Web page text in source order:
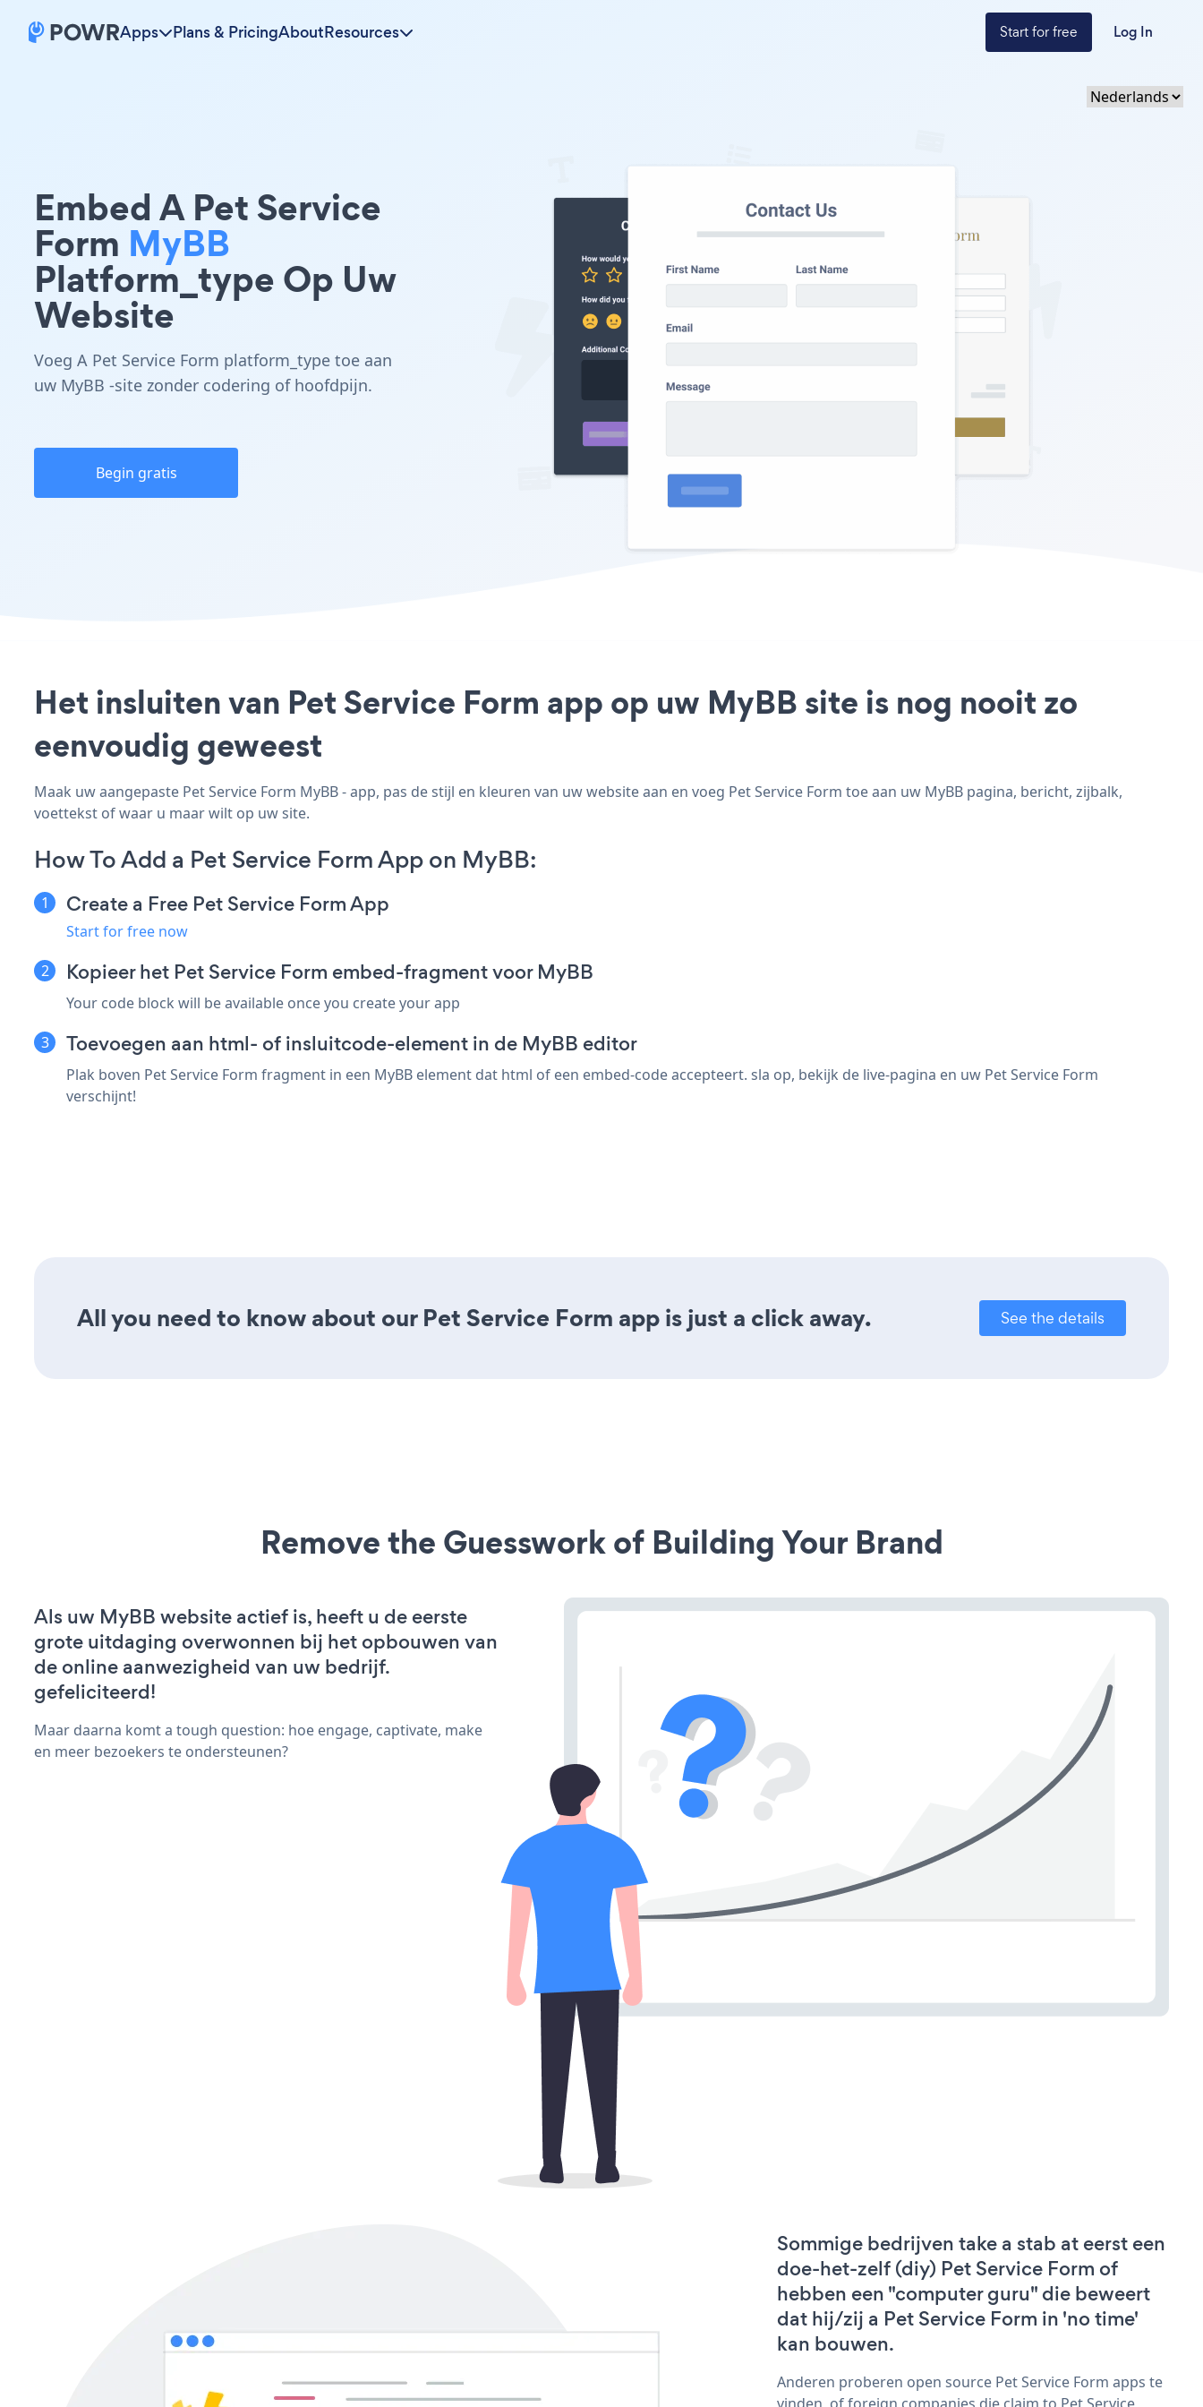
Apps Plans & PricingAboutResources Start for free Log In
Embed A Pet Service
Form MyBB
Platform_type Op Uw
Website
Voeg A Pet Service Form platform_type toe aan
uw MyBB -site zonder codering of hoofdpijn.
Begin gratis
Het insluiten van Pet Service Form app op uw MyBB site is nog nooit zo
eenvoudig geweest
Maak uw aangepaste Pet Service Form MyBB - app, pas de stijl en kleuren van uw website aan en voeg Pet Service Form toe aan uw MyBB pagina, bericht, zijbalk,
voettekst of waar u maar wilt op uw site.
How To Add a Pet Service Form App on MyBB:
Create a Free Pet Service Form App
Start for free now
Kopieer het Pet Service Form embed-fragment voor MyBB
Your code block will be available once you create your app
Toevoegen aan html- of insluitcode-element in de MyBB editor
Plak boven Pet Service Form fragment in een MyBB element dat html of een embed-code accepteert. sla op, bekijk de live-pagina en uw Pet Service Form
verschijnt!
All you need to know about our Pet Service Form app is just a click away. See the details
Remove the Guesswork of Building Your Brand
Als uw MyBB website actief is, heeft u de eerste
grote uitdaging overwonnen bij het opbouwen van
de online aanwezigheid van uw bedrijf.
gefeliciteerd!
Maar daarna komt a tough question: hoe engage, captivate, make
en meer bezoekers te ondersteunen?
Sommige bedrijven take a stab at eerst een
doe-het-zelf (diy) Pet Service Form of
hebben een "computer guru" die beweert
dat hij/zij a Pet Service Form in 'no time'
kan bouwen.
Anderen proberen open source Pet Service Form apps te